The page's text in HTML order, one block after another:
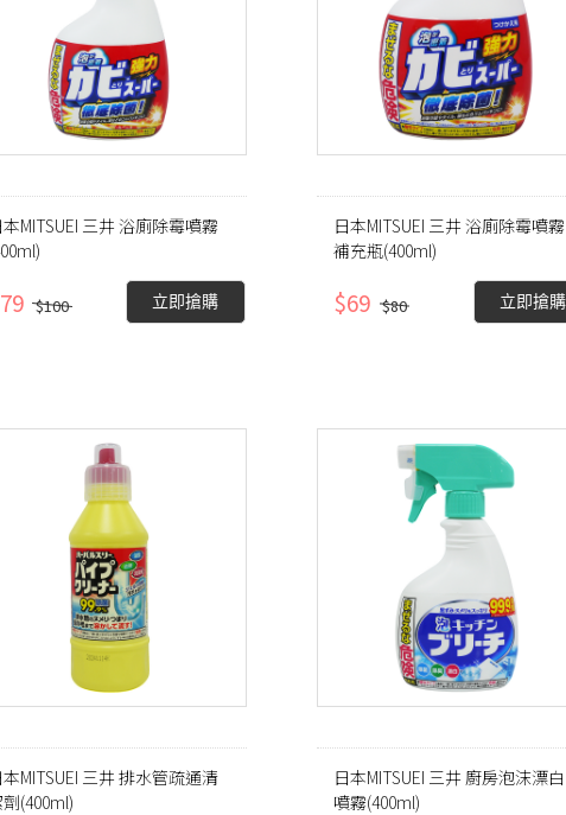
熱門 關注 商品 價格最 高
本MITSUEI 三井 浴廁除霉噴霧
$100 立即搶購
日本MITSUEI 三井 浴廁除霉噴霧
補充瓶(400ml)
$69 $80 立即搶購
本MITSUEI 三井 排水管疏通清
(400ml)
日本MITSUEI 三井 廚房泡沫漂白
噴霧(400ml)